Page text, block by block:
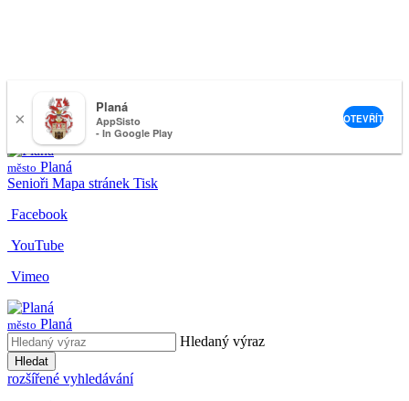
nemeckova@muplana.cz
město Planá
Senioři Mapa stránek Tisk
Facebook
YouTube
Vimeo
město Planá
Hledaný výraz
Hledat
rozšířené vyhledávání
×
Planá
AppSisto
- In Google Play
OTEVŘÍT